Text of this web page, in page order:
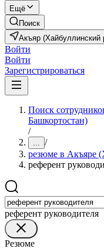
Ещё
Поиск
Акъяр (Хайбуллинский
Войти
Войти
Зарегистрироваться
Поиск
Башкортостан)
/
... /
резюме в Акъяре
референт
референт руководителя
Резюме